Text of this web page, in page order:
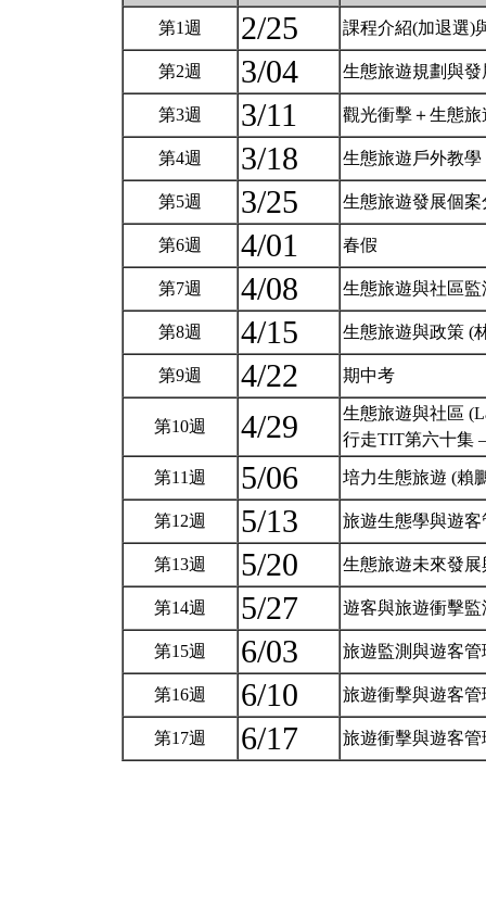
第1週 2/25 課程介紹(加退選)
第2週 3/04 生態旅遊規劃與
第3週 3/11 觀光衝擊＋生態
第4週 3/18 生態旅遊戶外教學
第5週 3/25 生態旅遊發展個
第6週 4/01 春假
第7週 4/08 生態旅遊與社區
第8週 4/15 生態旅遊與政策 (
第9週 4/22 期中考
第10週 4/29
生態旅遊與社區
行走TIT第六十集
第11週 5/06 培力生態旅遊 (賴
第12週 5/13 旅遊生態學與遊
第13週 5/20 生態旅遊未來發
第14週 5/27 遊客與旅遊衝擊
第15週 6/03 旅遊監測與遊客
第16週 6/10 旅遊衝擊與遊客
第17週 6/17 旅遊衝擊與遊客